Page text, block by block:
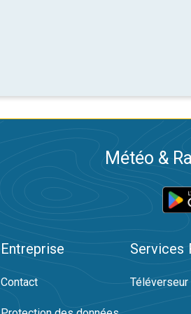
Météo &
Entreprise
Contact
Services
Téléverseur